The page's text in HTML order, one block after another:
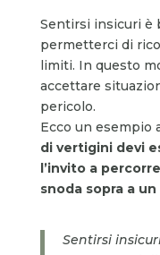
Sentirsi insicuri è
permetterci di
limiti. In questo
accettare
pericolo.
Ecco un esempio
di vertigini devi
l’invito a
snoda sopra a
Sentirsi